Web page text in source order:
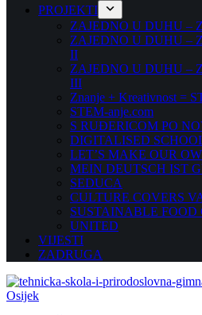
PROJEKTI
ZAJEDNO U DUHU –
ZAJEDNO U DUHU –
II
ZAJEDNO U DUHU –
III
Znanje + Kreativnost =
STEM-anje.com
S RUĐERICOM PO
DIGITALISED
LET’S MAKE OUR
MEIN DEUTSCH IST
SEDUCA
CULTURE COVERS
SUSTAINABLE FOOD
UNITED
VIJESTI
ZADRUGA